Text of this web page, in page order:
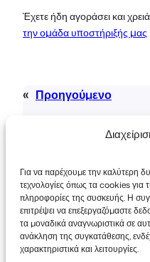
Για να παρέχουμε την καλύτερη
τεχνολογίες όπως τα cookies
πληροφορίες της συσκευής. Η
επιτρέψει να επεξεργαζόμαστε
τα μοναδικά αναγνωριστικά σε
ανάκληση της συγκατάθεσης,
χαρακτηριστικά και λειτουργίες.
Έχετε ήδη αγοράσει και
την ομάδα υποστήριξής μας
« Προηγούμενο
Πνευματικά
τα